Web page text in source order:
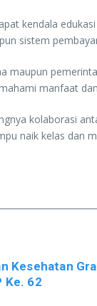
kendala
sistem
maupun
manfaat
kolaborasi
naik kelas
Kesehatan
Ke. 62